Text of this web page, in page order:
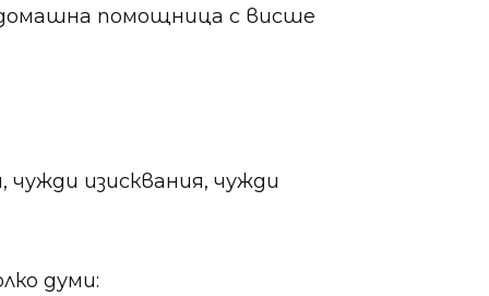
помощница с висше
изисквания, чужди
думи: